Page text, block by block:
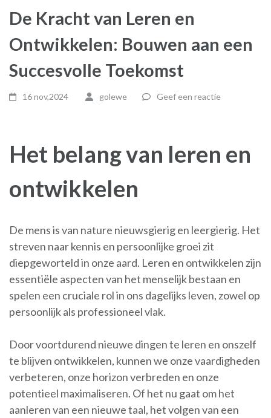
De Kracht van Leren en
Ontwikkelen: Bouwen aan een
Succesvolle Toekomst
16 nov,2024 golewe Geef een reactie
Het belang van leren en
ontwikkelen
De mens is van nature nieuwsgierig en leergierig. Het
streven naar kennis en persoonlijke groei zit
diepgeworteld in onze aard. Leren en ontwikkelen zijn
essentiële aspecten van het menselijk bestaan en
spelen een cruciale rol in ons dagelijks leven, zowel op
persoonlijk als professioneel vlak.
Door voortdurend nieuwe dingen te leren en onszelf
te blijven ontwikkelen, kunnen we onze vaardigheden
verbeteren, onze horizon verbreden en onze
potentieel maximaliseren. Of het nu gaat om het
aanleren van een nieuwe taal, het volgen van een